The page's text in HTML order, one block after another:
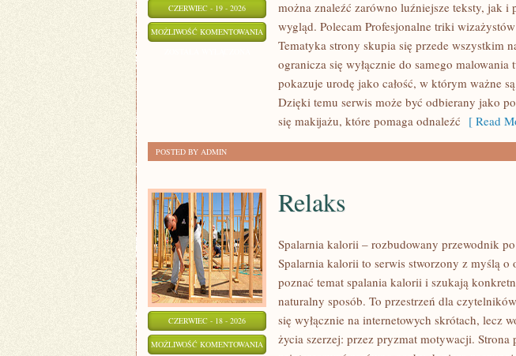
CZERWIEC - 19 - 2026
MOŻLIWOŚĆ KOMENTOWANIA PORADNIK
POCZĄTKUJĄCEJ
STYLISTKI
można znaleźć zarówno luźniejsze teksty, jak i
wygląd. Polecam Profesjonalne triki
Tematyka strony skupia się przede wszystkim
ogranicza się wyłącznie do samego malowania
pokazuje urodę jako całość, w którym ważne
Dzięki temu serwis może być odbierany jako
się makijażu, które pomaga odnaleźć [ Read
POSTED BY ADMIN
CZERWIEC - 18 - 2026
MOŻLIWOŚĆ KOMENTOWANIA RELAKS
Relaks
Spalarnia kalorii – rozbudowany przewodnik
Spalarnia kalorii to serwis stworzony z myślą o
poznać temat spalania kalorii i szukają
naturalny sposób. To przestrzeń dla
się wyłącznie na internetowych skrótach, lecz
życia szerzej: przez pryzmat motywacji. Strona